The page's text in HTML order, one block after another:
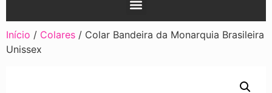
Início / Colares / Colar Bandeira da Monarquia Brasileira
Unissex